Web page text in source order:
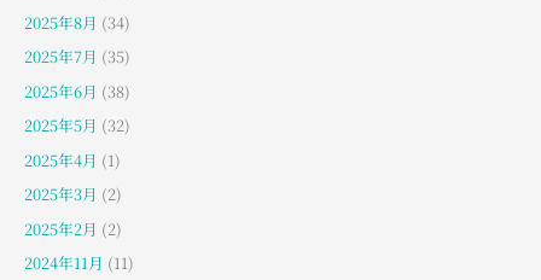
2025年8月 (34)
2025年7月 (35)
2025年6月 (38)
2025年5月 (32)
2025年4月 (1)
2025年3月 (2)
2025年2月 (2)
2024年11月 (11)